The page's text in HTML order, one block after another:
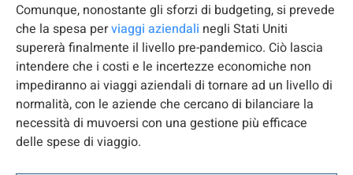
Comunque, nonostante gli sforzi di budgeting, si prevede
che la spesa perviaggi aziendali negli Stati Uniti
supererà finalmente il livello pre-pandemico. Ciò lascia
intendere che i costi e le incertezze economiche non
impediranno ai viaggi aziendali di tornare ad un livello di
normalità, con le aziende che cercano di bilanciare la
necessità di muvoersi con una gestione più efficace
delle spese di viaggio.